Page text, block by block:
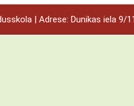
| Adrese: Dunikas iela 9/